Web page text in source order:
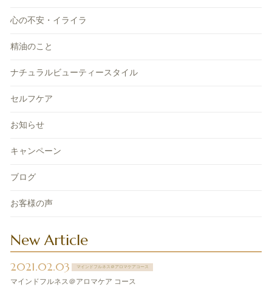
心の不安・イライラ
精油のこと
ナチュラルビューティースタイル
セルフケア
お知らせ
キャンペーン
ブログ
お客様の声
New Article
2021.02.03 マインドフルネス＠アロマケアコース
マインドフルネス＠アロマケア コース